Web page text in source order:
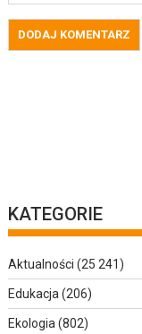
KATEGORIE
Aktualności (25 241)
Edukacja (206)
Ekologia (802)